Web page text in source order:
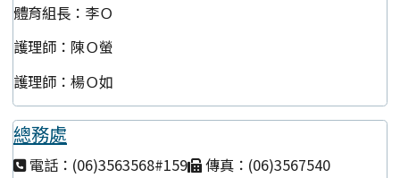
體育組長：李Ｏ
護理師：陳Ｏ螢
護理師：楊Ｏ如
總務處
電話：(06)3563568#159
傳真：(06)3567540